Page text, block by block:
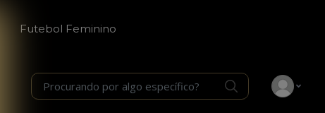
Futebol Feminino
Procurando por algo específico?